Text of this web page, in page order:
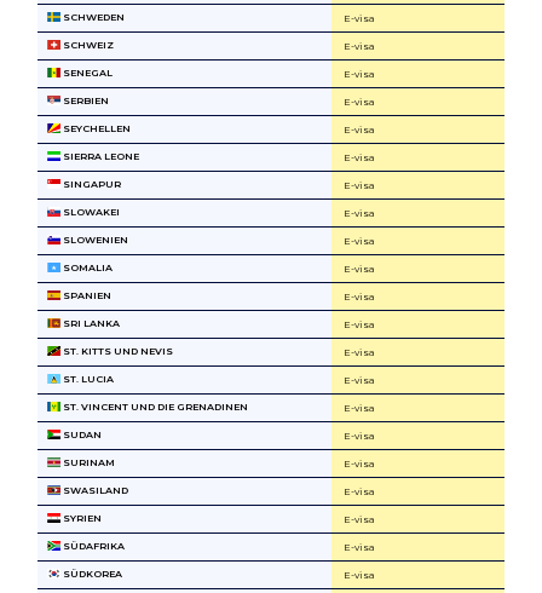
SCHWEDEN E-visa
SCHWEIZ E-visa
SENEGAL E-visa
SERBIEN E-visa
SEYCHELLEN E-visa
SIERRA LEONE E-visa
SINGAPUR E-visa
SLOWAKEI E-visa
SLOWENIEN E-visa
SOMALIA E-visa
SPANIEN E-visa
SRI LANKA E-visa
ST. KITTS UND NEVIS E-visa
ST. LUCIA E-visa
ST. VINCENT UND DIE GRENADINEN E-visa
SUDAN E-visa
SURINAM E-visa
SWASILAND E-visa
SYRIEN E-visa
SÜDAFRIKA E-visa
SÜDKOREA E-visa